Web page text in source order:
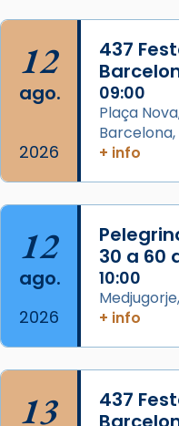
Acompanyant la
partir de l’Edat
que les santes
Semproniana
eterna”) són
frare Joan Gaspar
que les santes
Mataró en
Foto
View on Facebook ·
12
ago.
2026
437
09:00
Plaça
+ info
12
ago.
2026
30 a 60
10:00
+ info
13
437